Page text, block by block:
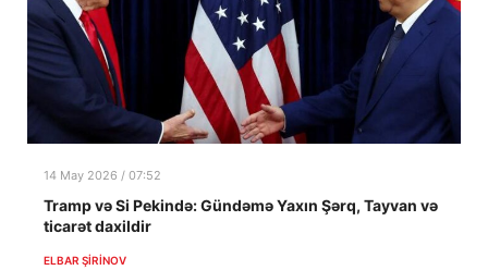
14 May 2026 / 07:52
Tramp və Si Pekində: Gündəmə Yaxın Şərq, Tayvan və
ticarət daxildir
ELBAR ŞIRINOV